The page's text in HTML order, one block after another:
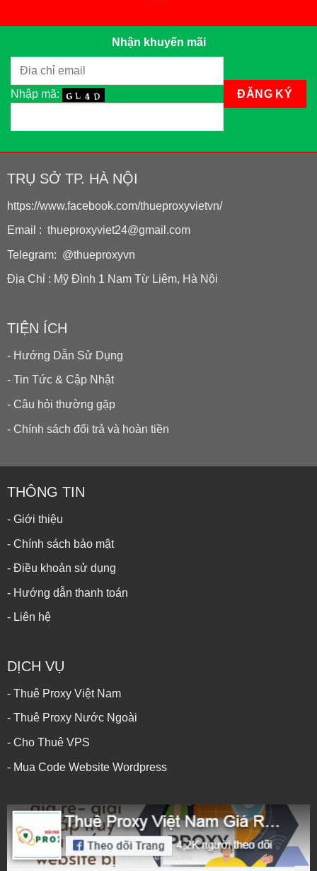
Nhận khuyến mãi
Nhập mã:
TRỤ SỞ TP. HÀ NỘI
https://www.facebook.com/thueproxyvietvn/
Email : thueproxyviet24@gmail.com
Telegram: @thueproxyvn
Địa Chỉ : Mỹ Đình 1 Nam Từ Liêm, Hà Nội
TIỆN ÍCH
- Hướng Dẫn Sử Dụng
- Tin Tức & Cập Nhật
- Câu hỏi thường gặp
- Chính sách đổi trả và hoàn tiền
THÔNG TIN
- Giới thiệu
- Chính sách bảo mật
- Điều khoản sử dụng
- Hướng dẫn thanh toán
- Liên hệ
DỊCH VỤ
- Thuê Proxy Việt Nam
- Thuê Proxy Nước Ngoài
- Cho Thuê VPS
- Mua Code Website Wordpress